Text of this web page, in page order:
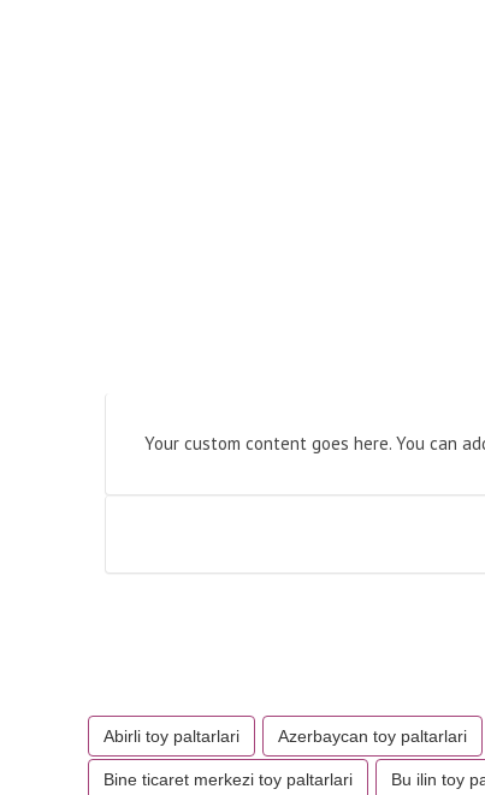
Your custom content goes here. You can
Abirli toy paltarlari Azerbaycan toy paltarlari
Bine ticaret merkezi toy paltarlari Bu ilin toy